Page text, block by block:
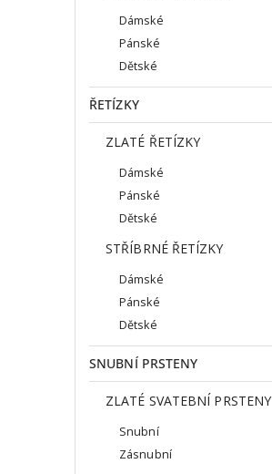
Dámské
Pánské
Dětské
ŘETÍZKY
ZLATÉ ŘETÍZKY
Dámské
Pánské
Dětské
STŘÍBRNÉ ŘETÍZKY
Dámské
Pánské
Dětské
SNUBNÍ PRSTENY
ZLATÉ SVATEBNÍ PRSTENY
Snubní
Zásnubní